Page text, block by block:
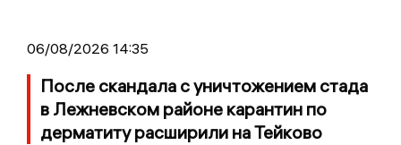
06/08/2026 14:35
После скандала с уничтожением стада
в Лежневском районе карантин по
дерматиту расширили на Тейково